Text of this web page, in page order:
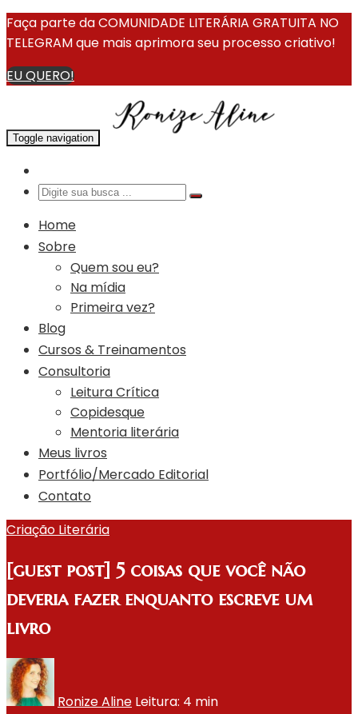
Faça parte da COMUNIDADE LITERÁRIA GRATUITA NO
TELEGRAM que mais aprimora seu processo criativo!
EU QUERO!
Toggle navigation
Home
Sobre
Quem sou eu?
Na mídia
Primeira vez?
Blog
Cursos & Treinamentos
Consultoria
Leitura Crítica
Copidesque
Mentoria literária
Meus livros
Portfólio/Mercado Editorial
Contato
Criação Literária
[guest post] 5 coisas que você não
deveria fazer enquanto escreve um
livro
Ronize Aline Leitura: 4 min